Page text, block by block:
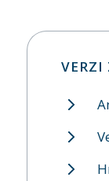
VERZI